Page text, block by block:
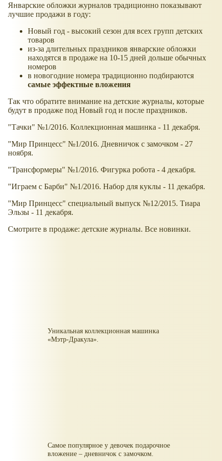
Январские обложки журналов традиционно показывают
лучшие продажи в году:
Новый год - высокий сезон для всех групп детских
товаров
из-за длительных праздников январские обложки
находятся в продаже на 10-15 дней дольше обычных
номеров
в новогодние номера традиционно подбираются
самые эффектные вложения
Так что обратите внимание на детские журналы, которые
будут в продаже под Новый год и после праздников.
"Тачки" №1/2016. Коллекционная машинка - 11 декабря.
"Мир Принцесс" №1/2016. Дневничок с замочком - 27
ноября.
"Трансформеры" №1/2016. Фигурка робота - 4 декабря.
"Играем с Барби" №1/2016. Набор для куклы - 11 декабря.
"Мир Принцесс" специальный выпуск №12/2015. Тиара
Эльзы - 11 декабря.
Смотрите в продаже: детские журналы. Все новинки.
Уникальная коллекционная машинка
«Мэтр-Дракула».
Самое популярное у девочек подарочное
вложение – дневничок с замочком.